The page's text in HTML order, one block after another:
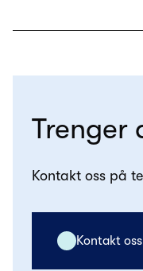
Trenger
Kontakt oss på
Kontakt oss